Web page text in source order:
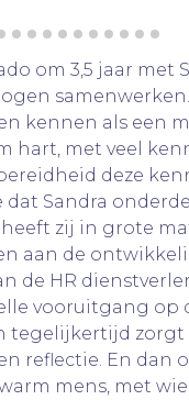
om 3,5 jaar met
kennen als een
hart, met veel
deze
dat Sandra
heeft zij in grote
aan de
de HR
vooruitgang op
tegelijkertijd zorgt
reflectie. En dan
mens, met